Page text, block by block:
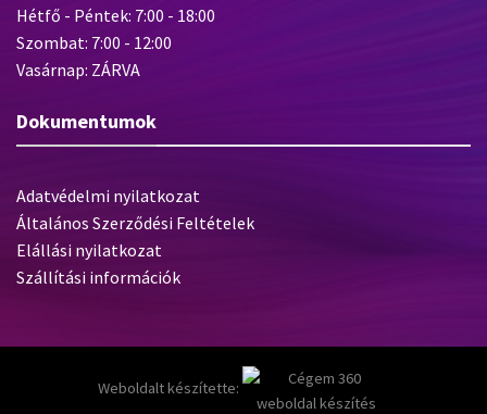
Hétfő - Péntek: 7:00 - 18:00
Szombat: 7:00 - 12:00
Vasárnap: ZÁRVA
Dokumentumok
Adatvédelmi nyilatkozat
Általános Szerződési Feltételek
Elállási nyilatkozat
Szállítási információk
Weboldalt készítette: